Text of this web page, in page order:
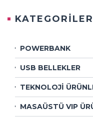
KATEGORİLER
POWERBANK
USB BELLEKLER
TEKNOLOJİ
MASAÜSTÜ VIP